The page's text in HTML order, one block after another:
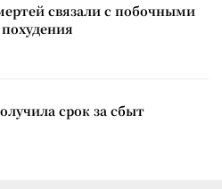
связали с побочными
срок за сбыт